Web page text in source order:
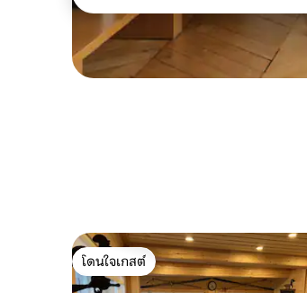
โดนใจเกสต์
โดนใจเกสต์